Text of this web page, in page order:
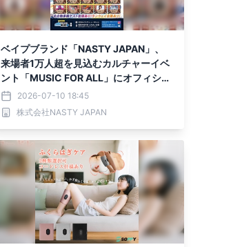
ベイプブランド「NASTY JAPAN」、
来場者1万人超を見込むカルチャーイベ
ント「MUSIC FOR ALL」にオフィシャ
ルスポンサーとして参加
2026-07-10 18:45
株式会社NASTY JAPAN